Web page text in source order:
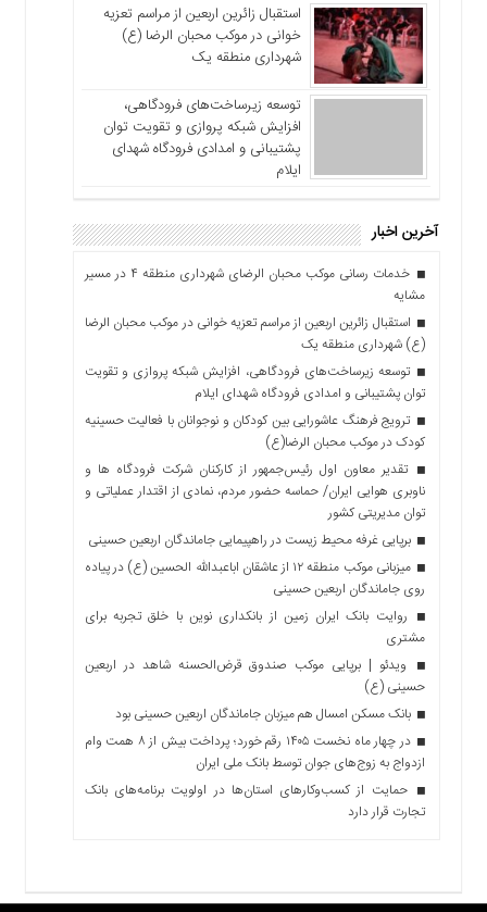
استقبال زائرین اربعین از مراسم تعزیه
خوانی در موکب محبان الرضا (ع)
شهرداری منطقه یک
توسعه زیرساخت‌های فرودگاهی،
افزایش شبکه پروازی و تقویت توان
پشتیبانی و امدادی فرودگاه شهدای
ایلام
آخرین اخبار
خدمات رسانی موکب محبان الرضای شهرداری منطقه ۴ در مسیر
مشایه
استقبال زائرین اربعین از مراسم تعزیه خوانی در موکب محبان الرضا
(ع) شهرداری منطقه یک
توسعه زیرساخت‌های فرودگاهی، افزایش شبکه پروازی و تقویت
توان پشتیبانی و امدادی فرودگاه شهدای ایلام
ترویج فرهنگ عاشورایی بین کودکان و نوجوانان با فعالیت حسینیه
کودک در موکب محبان الرضا(ع)
تقدیر معاون اول رئیس‌جمهور از کارکنان شرکت فرودگاه ها و
ناوبری هوایی ایران/ حماسه حضور مردم، نمادی از اقتدار عملیاتی و
توان مدیریتی کشور
برپایی غرفه محیط زیست در راهپیمایی جاماندگان اربعین حسینی
میزبانی موکب منطقه ۱۲ از عاشقان اباعبدالله الحسین (ع) در پیاده
روی جاماندگان اربعین حسینی
روایت بانک ایران زمین از بانکداری نوین با خلق تجربه برای
مشتری
ویدئو | برپایی موکب صندوق قرض‌الحسنه شاهد در اربعین
حسینی (ع)
بانک مسکن امسال هم میزبان جاماندگان اربعین حسینی بود
در چهار ماه نخست ۱۴۰۵ رقم خورد؛ پرداخت بیش از ۸ همت وام
ازدواج به زوج‌های جوان توسط بانک ملی ایران
حمایت از کسب‌وکارهای استان‌ها در اولویت برنامه‌های بانک
تجارت قرار دارد